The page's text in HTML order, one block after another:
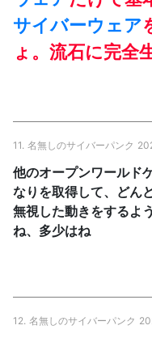
サイバーウェア
ょ。流石に完全
11. 名無しのサイバーパンク
他のオープンワールド
なりを取得して、どん
無視した動きをするよ
ね、多少はね
12. 名無しのサイバーパンク